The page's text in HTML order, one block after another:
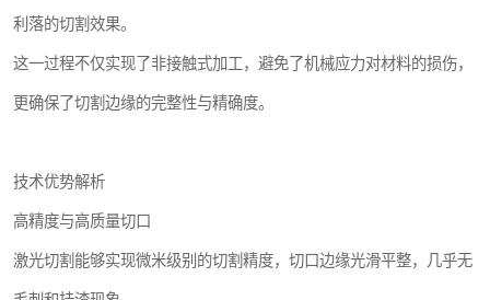
利落的切割效果。
这一过程不仅实现了非接触式加工，避免了机械应力对材料的损伤，
更确保了切割边缘的完整性与精确度。
技术优势解析
高精度与高质量切口
激光切割能够实现微米级别的切割精度，切口边缘光滑平整，几乎无